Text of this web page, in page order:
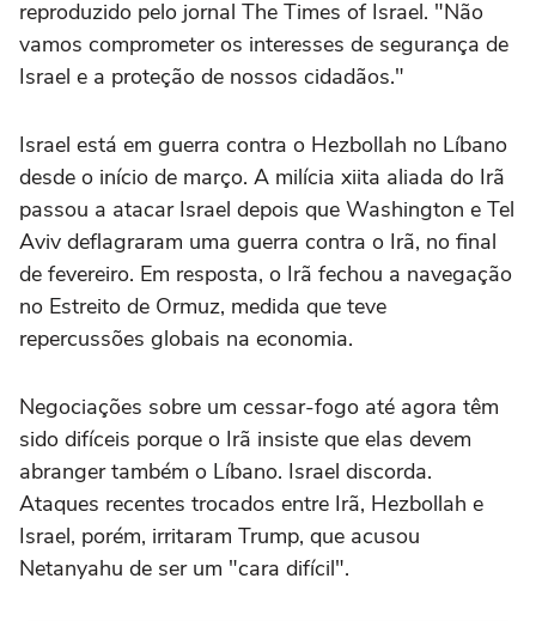
reproduzido pelo jornal The Times of Israel. "Não
vamos comprometer os interesses de segurança de
Israel e a proteção de nossos cidadãos."
Israel está em guerra contra o Hezbollah no Líbano
desde o início de março. A milícia xiita aliada do Irã
passou a atacar Israel depois que Washington e Tel
Aviv deflagraram uma guerra contra o Irã, no final
de fevereiro. Em resposta, o Irã fechou a navegação
no Estreito de Ormuz, medida que teve
repercussões globais na economia.
Negociações sobre um cessar-fogo até agora têm
sido difíceis porque o Irã insiste que elas devem
abranger também o Líbano. Israel discorda.
Ataques recentes trocados entre Irã, Hezbollah e
Israel, porém, irritaram Trump, que acusou
Netanyahu de ser um "cara difícil".